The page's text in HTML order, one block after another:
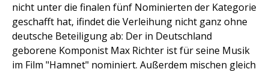
nicht unter die finalen fünf Nominierten der Kategorie
geschafft hat, ifindet die Verleihung nicht ganz ohne
deutsche Beteiligung ab: Der in Deutschland
geborene Komponist Max Richter ist für seine Musik
im Film "Hamnet" nominiert. Außerdem mischen gleich